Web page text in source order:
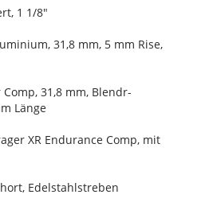
1 1/8"
31,8 mm, 5 mm Rise,
31,8 mm, Blendr-
Länge
XR Endurance Comp, mit
Edelstahlstreben